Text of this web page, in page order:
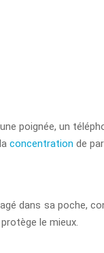
poignée, un
concentration de
dans sa poche,
le mieux.